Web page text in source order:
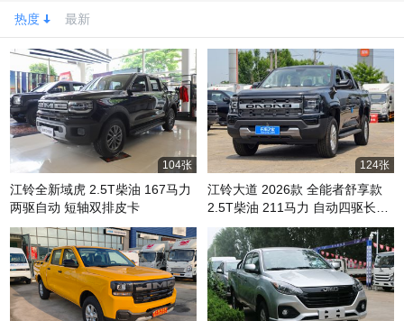
热度 最新
104张
江铃全新域虎 2.5T柴油 167马力
两驱自动 短轴双排皮卡
124张
江铃大道 2026款 全能者舒享款
2.5T柴油 211马力 自动四驱长轴
双排皮卡